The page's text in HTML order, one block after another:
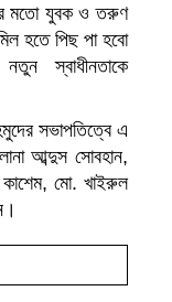
মতো যুবক ও তরুণ
হতে পিছ পা হবো
স্বাধীনতাকে
সভাপতিত্বে এ
আব্দুস সোবহান,
মো. খাইরুল